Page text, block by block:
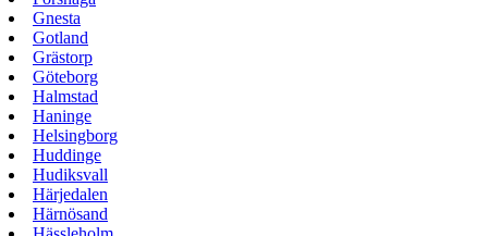
Gnesta
Gotland
Grästorp
Göteborg
Halmstad
Haninge
Helsingborg
Huddinge
Hudiksvall
Härjedalen
Härnösand